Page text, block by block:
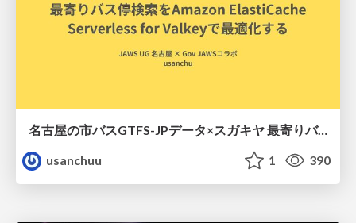
名古屋の市バスGTFS-JPデータ×スガキヤ 最寄りバス停検索をAmazon ElastiCache Serverless for Valkeyで最適化する
usanchuu
1 390